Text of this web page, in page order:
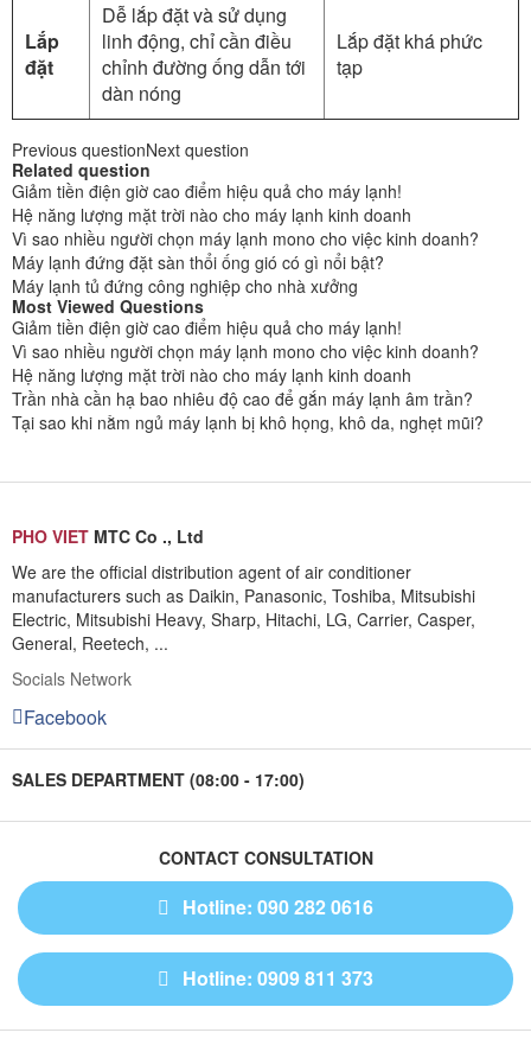
Lắp
đặt
Dễ lắp đặt và sử dụng
linh động, chỉ cần điều
chỉnh đường ống dẫn tới
dàn nóng
Lắp đặt khá phức
tạp
Previous questionNext question
Related question
Giảm tiền điện giờ cao điểm hiệu quả cho máy lạnh!
Hệ năng lượng mặt trời nào cho máy lạnh kinh doanh
Vì sao nhiều người chọn máy lạnh mono cho việc kinh doanh?
Máy lạnh đứng đặt sàn thổi ống gió có gì nổi bật?
Máy lạnh tủ đứng công nghiệp cho nhà xưởng
Most Viewed Questions
Giảm tiền điện giờ cao điểm hiệu quả cho máy lạnh!
Vì sao nhiều người chọn máy lạnh mono cho việc kinh doanh?
Hệ năng lượng mặt trời nào cho máy lạnh kinh doanh
Trần nhà cần hạ bao nhiêu độ cao để gắn máy lạnh âm trần?
Tại sao khi nằm ngủ máy lạnh bị khô họng, khô da, nghẹt mũi?
PHO VIET MTC Co ., Ltd
We are the official distribution agent of air conditioner
manufacturers such as Daikin, Panasonic, Toshiba, Mitsubishi
Electric, Mitsubishi Heavy, Sharp, Hitachi, LG, Carrier, Casper,
General, Reetech, ...
Socials Network
Facebook
SALES DEPARTMENT (08:00 - 17:00)
CONTACT CONSULTATION
Hotline: 090 282 0616
Hotline: 0909 811 373